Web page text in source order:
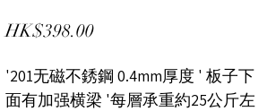
HK$398.00價格
'201无磁不銹鋼 0.4mm厚度 ' 板子下
面有加强横梁 '每層承重約25公斤左